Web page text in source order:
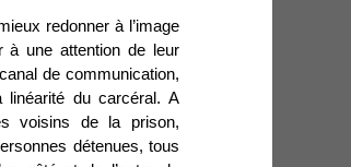
redonner à l’image
à une attention de leur
de communication,
du carcéral. A
voisins de la prison,
détenues, tous